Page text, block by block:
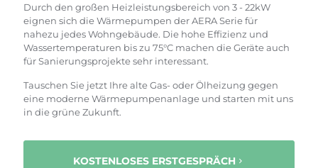
Durch den großen Heizleistungsbereich von 3 - 22kW
eignen sich die Wärmepumpen der AERA Serie für
nahezu jedes Wohngebäude. Die hohe Effizienz und
Wassertemperaturen bis zu 75°C machen die Geräte auch
für Sanierungsprojekte sehr interessant.
Tauschen Sie jetzt Ihre alte Gas- oder Ölheizung gegen
eine moderne Wärmepumpenanlage und starten mit uns
in die grüne Zukunft.
KOSTENLOSES ERSTGESPRÄCH